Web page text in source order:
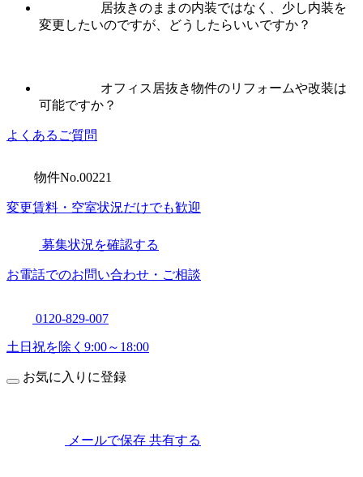
居抜きのままの内装ではなく、少し内装を
変更したいのですが、どうしたらいいですか？
オフィス居抜き物件のリフォームや改装は
可能ですか？
よくあるご質問
物件No.00221
変更賃料・空室状況だけでも歓迎
募集状況を確認する
お電話でのお問い合わせ・ご相談
0120-829-007
土日祝を除く9:00～18:00
お気に入り に登録
メールで保存 共有する